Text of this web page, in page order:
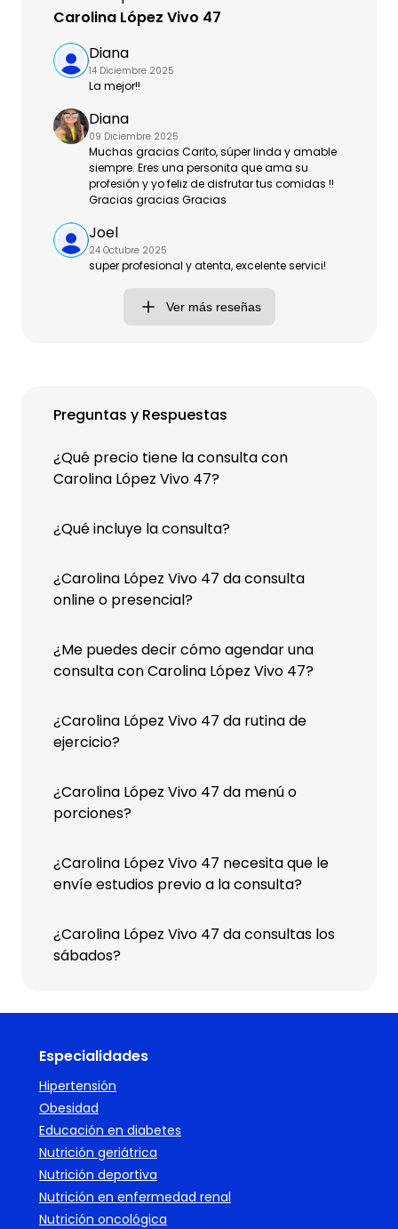
Preguntas y Respuestas
¿Qué precio tiene la consulta con
Carolina López Vivo 47?
¿Qué incluye la consulta?
¿Carolina López Vivo 47 da consulta
online o presencial?
¿Me puedes decir cómo agendar una
consulta con Carolina López Vivo 47?
¿Carolina López Vivo 47 da rutina de
ejercicio?
¿Carolina López Vivo 47 da menú o
porciones?
¿Carolina López Vivo 47 necesita que le
envíe estudios previo a la consulta?
¿Carolina López Vivo 47 da consultas los
sábados?
Carolina López Vivo 47
Diana
14 Diciembre 2025
La mejor!!
Diana
09 Diciembre 2025
Muchas gracias Carito, súper linda y amable
siempre. Eres una personita que ama su
profesión y yo feliz de disfrutar tus comidas !!
Gracias gracias Gracias
Joel
24 Octubre 2025
super profesional y atenta, excelente servici!
Ver más reseñas
Especialidades
Hipertensión
Obesidad
Educación en diabetes
Nutrición geriátrica
Nutrición deportiva
Nutrición en enfermedad renal
Nutrición oncológica